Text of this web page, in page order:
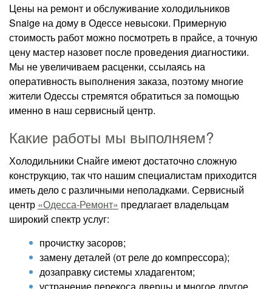
Цены на ремонт и обслуживание холодильников
Snaige на дому в Одессе невысоки. Примерную
стоимость работ можно посмотреть в прайсе, а точную
цену мастер назовет после проведения диагностики.
Мы не увеличиваем расценки, ссылаясь на
оперативность выполнения заказа, поэтому многие
жители Одессы стремятся обратиться за помощью
именно в наш сервисный центр.
Какие работы мы выполняем?
Холодильники Снайге имеют достаточно сложную
конструкцию, так что нашим специалистам приходится
иметь дело с различными неполадками. Сервисный
центр «Одесса-Ремонт» предлагает владельцам
широкий спектр услуг:
прочистку засоров;
замену деталей (от реле до компрессора);
дозаправку системы хладагентом;